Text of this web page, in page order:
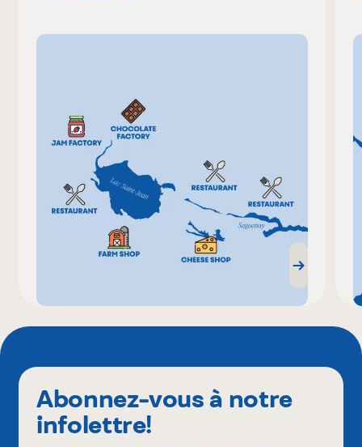
Abonnez-vous à notre
infolettre!